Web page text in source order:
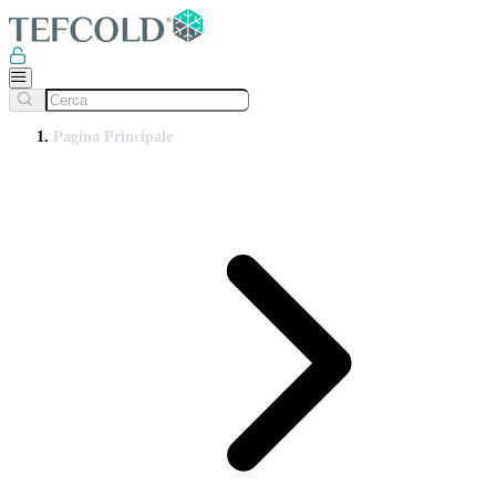
Pagina Principale